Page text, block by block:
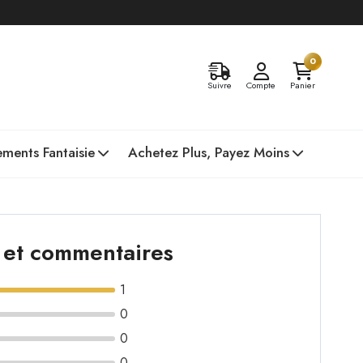
Suivre Compte
0
Panier
Fantaisie Achetez Plus, Payez Moins
commentaires
1
0
0